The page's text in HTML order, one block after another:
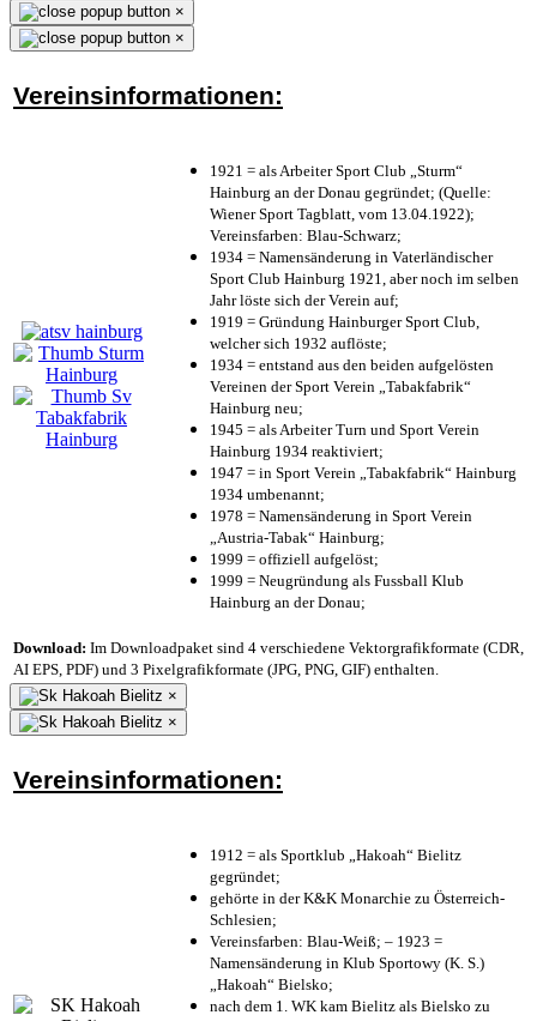
×
×
Vereinsinformationen:
1921 = als Arbeiter Sport Club „Sturm“
Hainburg an der Donau gegründet; (Quelle:
Wiener Sport Tagblatt, vom 13.04.1922);
Vereinsfarben: Blau-Schwarz;
1934 = Namensänderung in Vaterländischer
Sport Club Hainburg 1921, aber noch im selben
Jahr löste sich der Verein auf;
1919 = Gründung Hainburger Sport Club,
welcher sich 1932 auflöste;
1934 = entstand aus den beiden aufgelösten
Vereinen der Sport Verein „Tabakfabrik“
Hainburg neu;
1945 = als Arbeiter Turn und Sport Verein
Hainburg 1934 reaktiviert;
1947 = in Sport Verein „Tabakfabrik“ Hainburg
1934 umbenannt;
1978 = Namensänderung in Sport Verein
„Austria-Tabak“ Hainburg;
1999 = offiziell aufgelöst;
1999 = Neugründung als Fussball Klub
Hainburg an der Donau;
Download: Im Downloadpaket sind 4 verschiedene Vektorgrafikformate (CDR,
AI EPS, PDF) und 3 Pixelgrafikformate (JPG, PNG, GIF) enthalten.
×
×
Vereinsinformationen:
1912 = als Sportklub „Hakoah“ Bielitz
gegründet;
gehörte in der K&K Monarchie zu Österreich-
Schlesien;
Vereinsfarben: Blau-Weiß; – 1923 =
Namensänderung in Klub Sportowy (K. S.)
„Hakoah“ Bielsko;
nach dem 1. WK kam Bielitz als Bielsko zu